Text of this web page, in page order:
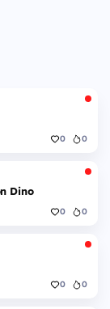
0 0
Dino
0 0
0 0